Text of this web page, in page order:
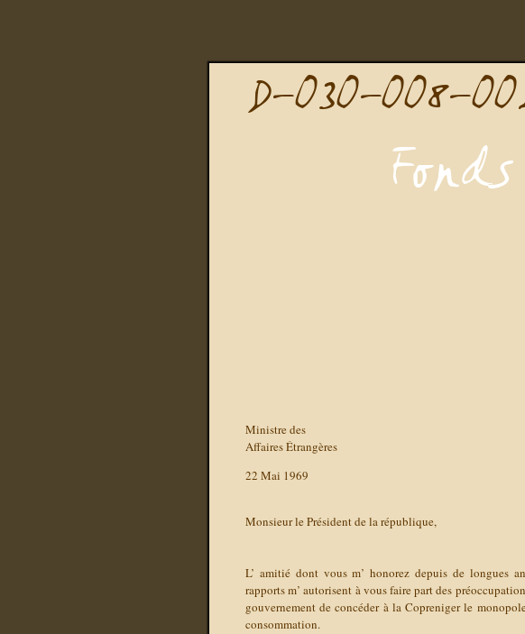
Ministre des
Affaires Étrangères
22 Mai 1969
Monsieur le Président de la république,
L’ amitié dont vous m’ honorez depuis de longues
rapports m’ autorisent à vous faire part des
gouvernement de concéder à la Copreniger le
consommation.